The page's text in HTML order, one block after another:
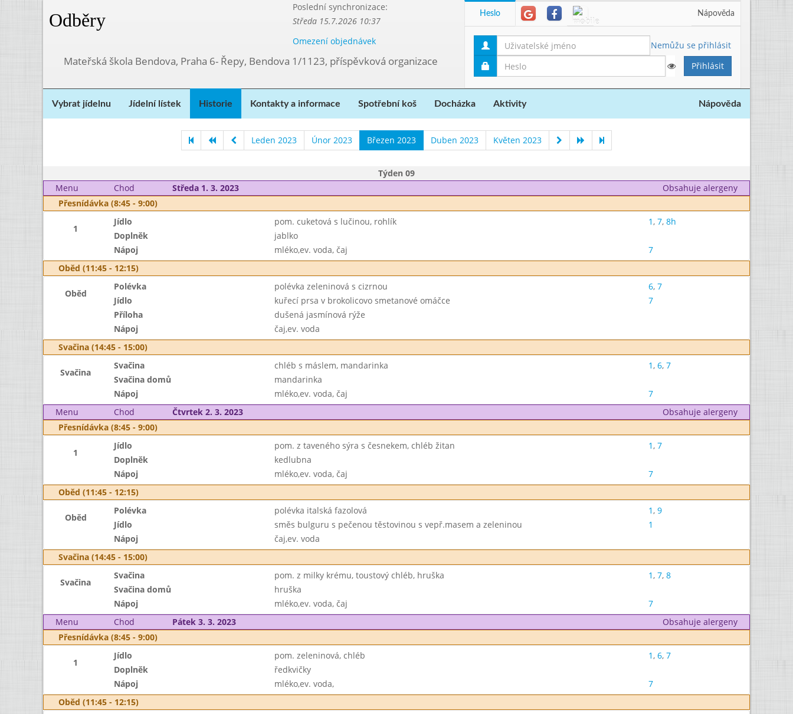
Odběry
Poslední synchronizace:
Středa 15.7.2026 10:37
Omezení objednávek
Mateřská škola Bendova, Praha 6- Řepy, Bendova 1/1123, příspěvková organizace
Heslo Nápověda
Nemůžu se přihlásit
Vybrat jídelnu Jídelní lístek Historie Kontakty a informace Spotřební koš Docházka Aktivity Nápověda
Leden 2023 Únor 2023 Březen 2023 Duben 2023 Květen 2023
Týden 09
Menu
Chod Středa 1. 3. 2023
Obsahuje alergeny
Přesnídávka (8:45 - 9:00)
1
Jídlo pom. cuketová s lučinou, rohlík 1, 7, 8h
Doplněk
jablko
Nápoj
mléko,ev. voda, čaj
7
Oběd (11:45 - 12:15)
Oběd
Polévka polévka zeleninová s cizrnou 6, 7
Jídlo
kuřecí prsa v brokolicovo smetanové omáčce
7
Příloha
dušená jasmínová rýže
Nápoj
čaj,ev. voda
Svačina (14:45 - 15:00)
Svačina
Svačina chléb s máslem, mandarinka 1, 6, 7
Svačina domů
mandarinka
Nápoj
mléko,ev. voda, čaj
7
Menu
Chod Čtvrtek 2. 3. 2023
Obsahuje alergeny
Přesnídávka (8:45 - 9:00)
1
Jídlo pom. z taveného sýra s česnekem, chléb žitan 1, 7
Doplněk
kedlubna
Nápoj
mléko,ev. voda, čaj
7
Oběd (11:45 - 12:15)
Oběd
Polévka polévka italská fazolová 1, 9
Jídlo
směs bulguru s pečenou těstovinou s vepř.masem a zeleninou
1
Nápoj
čaj,ev. voda
Svačina (14:45 - 15:00)
Svačina
Svačina pom. z milky krému, toustový chléb, hruška 1, 7, 8
Svačina domů
hruška
Nápoj
mléko,ev. voda, čaj
7
Menu
Chod Pátek 3. 3. 2023
Obsahuje alergeny
Přesnídávka (8:45 - 9:00)
1
Jídlo pom. zeleninová, chléb 1, 6, 7
Doplněk
ředkvičky
Nápoj
mléko,ev. voda,
7
Oběd (11:45 - 12:15)